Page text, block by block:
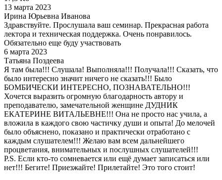
13 марта 2023
Ирина Юрьевна Иванова
Здравствуйте. Прослушала ваш семинар. Прекрасная работа
лектора и техническая поддержка. Очень понравилось.
Обязательно еще буду участвовать
6 марта 2023
Татьяна Поздеева
Я там была!!! Слушала! Выполняла!!! Получала!!! Сказать, что
было интересно значит ничего не сказать!!! Было
БОМБИЧЕСКИ ИНТЕРЕСНО, ПОЗНАВАТЕЛЬНО!!!
Хочется выразить огромную благодарность автору и
преподавателю, замечательной женщине ДУДНИК
ЕКАТЕРИНЕ ВИТАЛЬЕВНЕ!!! Она не просто нас учила, а
вложила в каждого свою частичку души и опыта! До мелочей
было объяснено, показано и практически отработано с
каждым слушателем!!! Желаю вам всем дальнейшего
процветания, внимательных и послушных слушателей!!!
P.S. Если кто-то сомневается или ещё думает записаться или
нет!!! Бегите! Приезжайте! Прилетайте! Это того стоит!